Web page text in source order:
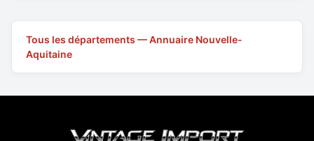
Tous les départements — Annuaire Nouvelle-
Aquitaine